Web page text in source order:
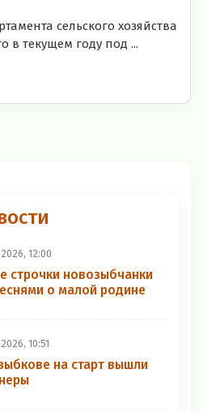
сельского хозяйства
в текущем году под ...
12:00
строчки новозыбчанки
о малой родине
10:51
на старт вышли